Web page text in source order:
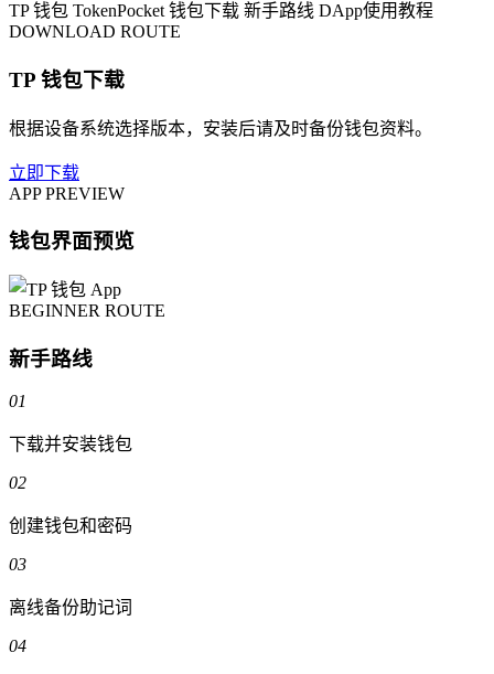
TP 钱包 TokenPocket 钱包下载 新手路线 DApp使用教程
DOWNLOAD ROUTE
TP 钱包下载
根据设备系统选择版本，安装后请及时备份钱包资料。
立即下载
APP PREVIEW
钱包界面预览
BEGINNER ROUTE
新手路线
01
下载并安装钱包
02
创建钱包和密码
03
离线备份助记词
04